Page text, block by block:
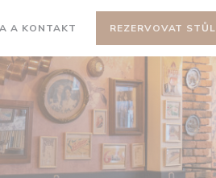
SE V NOVÉM OKNĚ))
A KONTAKT REZERVOVAT STŮL